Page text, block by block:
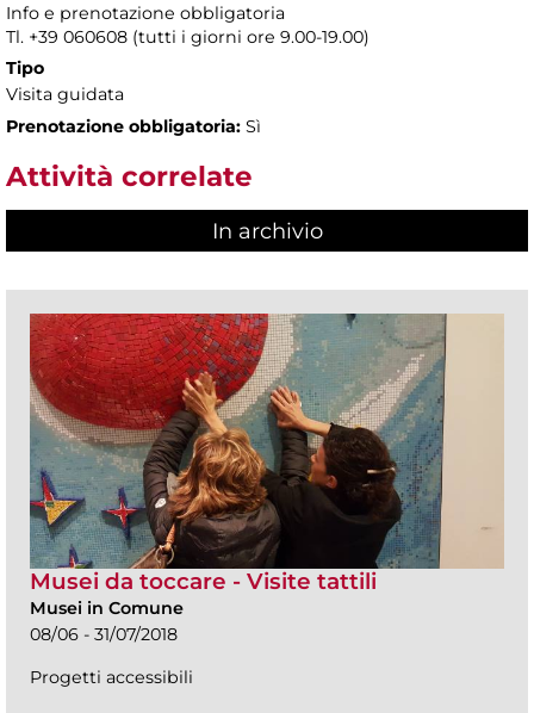
Info e prenotazione obbligatoria
Tl. +39 060608 (tutti i giorni ore 9.00-19.00)
Tipo
Visita guidata
Prenotazione obbligatoria: Sì
Attività correlate
In archivio
Musei da toccare - Visite tattili
Musei in Comune
08/06 - 31/07/2018
Progetti accessibili